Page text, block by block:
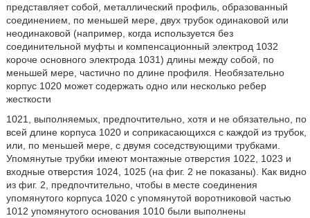
представляет собой, металлический профиль, образованный
соединением, по меньшей мере, двух трубок одинаковой или
неодинаковой (например, когда используется без
соединительной муфты и компенсационный электрод 1032
короче основного электрода 1031) длины между собой, по
меньшей мере, частично по длине профиля. Необязательно
корпус 1020 может содержать одно или несколько ребер
жесткости
1021, выполняемых, предпочтительно, хотя и не обязательно, по
всей длине корпуса 1020 и соприкасающихся с каждой из трубок,
или, по меньшей мере, с двумя соседствующими трубками.
Упомянутые трубки имеют монтажные отверстия 1022, 1023 и
входные отверстия 1024, 1025 (на фиг. 2 не показаны). Как видно
из фиг. 2, предпочтительно, чтобы в месте соединения
упомянутого корпуса 1020 с упомянутой воротниковой частью
1012 упомянутого основания 1010 были выполнены